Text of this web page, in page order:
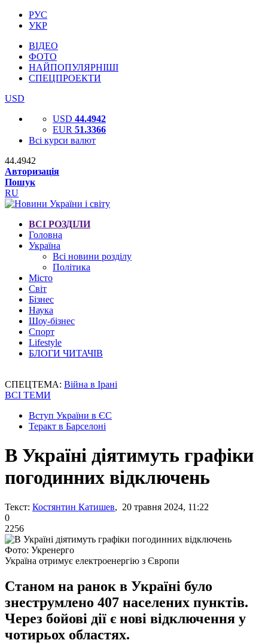
РУС
УКР
ВІДЕО
ФОТО
НАЙПОПУЛЯРНІШІ
СПЕЦПРОЕКТИ
USD
USD 44.4942
EUR 51.3366
Всі курси валют
44.4942
Авторизація
Пошук
RU
ВСІ РОЗДІЛИ
Головна
Україна
Всі новини розділу
Політика
Місто
Світ
Бізнес
Наука
Шоу-бізнес
Спорт
Lifestyle
БЛОГИ ЧИТАЧІВ
СПЕЦТЕМА: Війна в Ірані
ВСІ ТЕМИ
Вступ України в ЄС
Теракт в Барселоні
В Україні діятимуть графіки
погодинних відключень
Текст: Костянтин Катишев, 20 травня 2024, 11:22
0
2256
Фото: Укренерго
Україна отримує електроенергію з Європи
Станом на ранок в Україні було
знеструмлено 407 населених пунктів.
Через бойові дії є нові відключення у
чотирьох областях.